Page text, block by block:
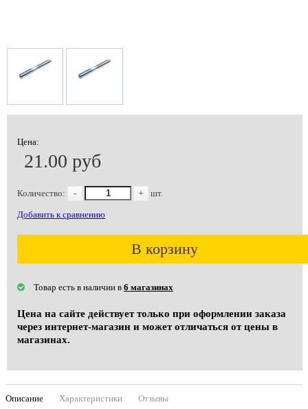
Цена:
21.00 руб
Количество: - + шт.
Добавить к сравнению
В корзину
Товар есть в наличии в 6 магазинах
Цена на сайте действует только при оформлении заказа
через интернет-магазин и может отличаться от цены в
магазинах.
Описание Характеристики Отзывы